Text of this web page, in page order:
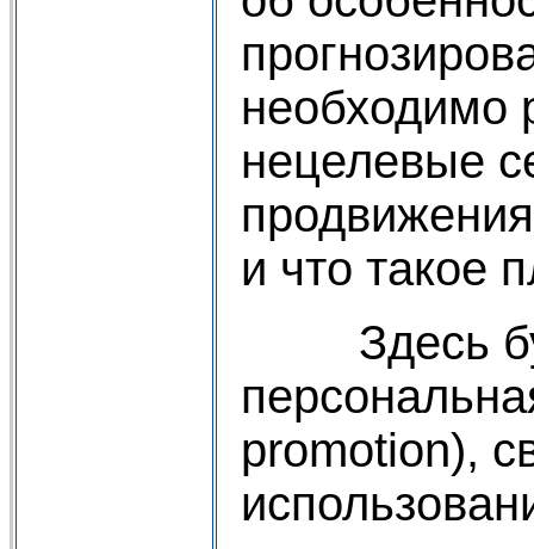
необходимо
нецелевые
и что такое
Здесь
promotion),